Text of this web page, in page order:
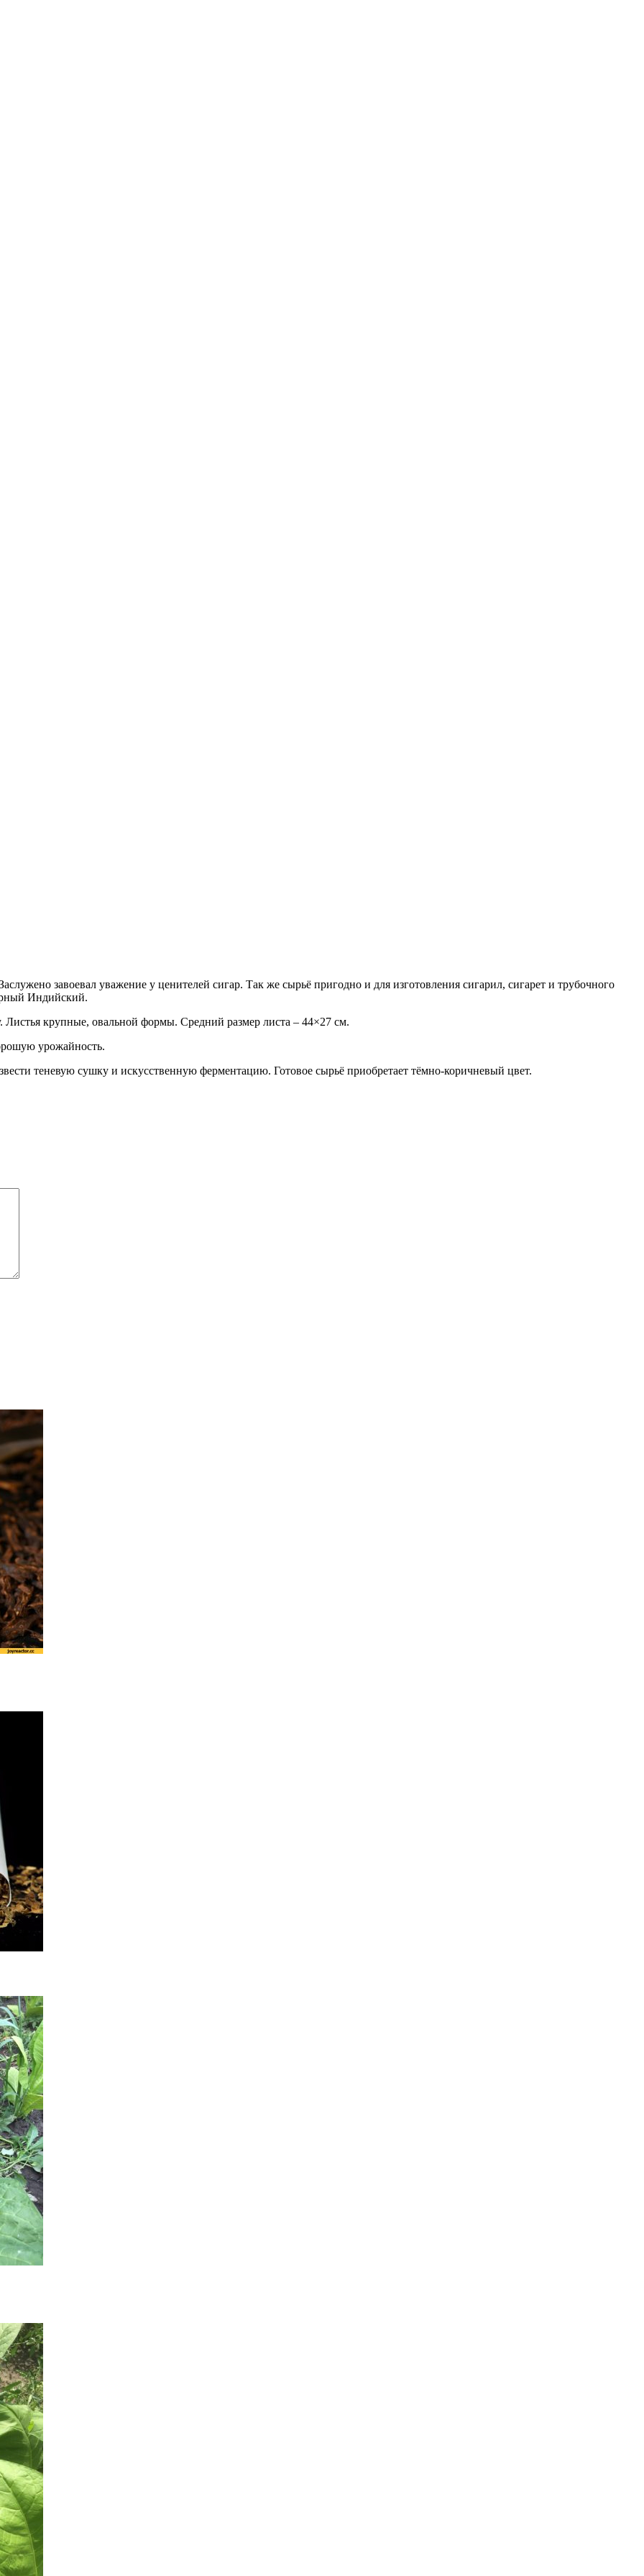
завоевал уважение у ценителей сигар. Так же сырьё пригодно и для изготовления сигарил, сигарет и трубочного
Индийский.
крупные, овальной формы. Средний размер листа – 44×27 см.
урожайность.
теневую сушку и искусственную ферментацию. Готовое сырьё приобретает тёмно-коричневый цвет.